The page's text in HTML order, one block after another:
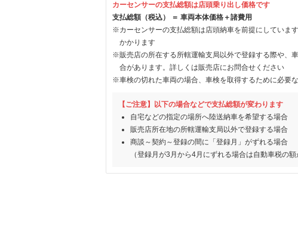
カーセンサーの支払総額は店頭乗り出し価格です
支払総額（税込） ＝ 車両本体価格＋諸費用
※カーセンサーの支払総額は店頭納車を前提にしていま
かかります
※販売店の所在する所轄運輸支局以外で登録する際や、
合があります。詳しくは販売店にお問合せください
※車検の切れた車両の場合、車検を取得するために必要
【ご注意】以下の場合などで支払総額が変わります
自宅などの指定の場所へ陸送納車を希望する場合
販売店所在地の所轄運輸支局以外で登録する場合
商談～契約～登録の間に「登録月」がずれる場合
（登録月が3月から4月にずれる場合は自動車税の額